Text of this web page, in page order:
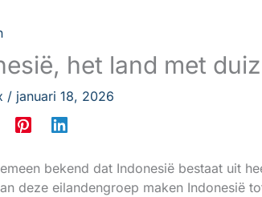
het land met
/ januari 18, 2026
bekend dat Indonesië bestaat uit
deze eilandengroep maken Indonesië